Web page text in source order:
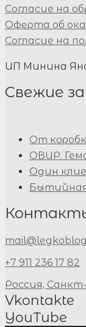
Согласие на
Оферта об
Согласие на
ИП Минина
Свежие
От
ОВИР.
Один
+7 911 236 17 82
Россия,
Vkontakte
YouTube